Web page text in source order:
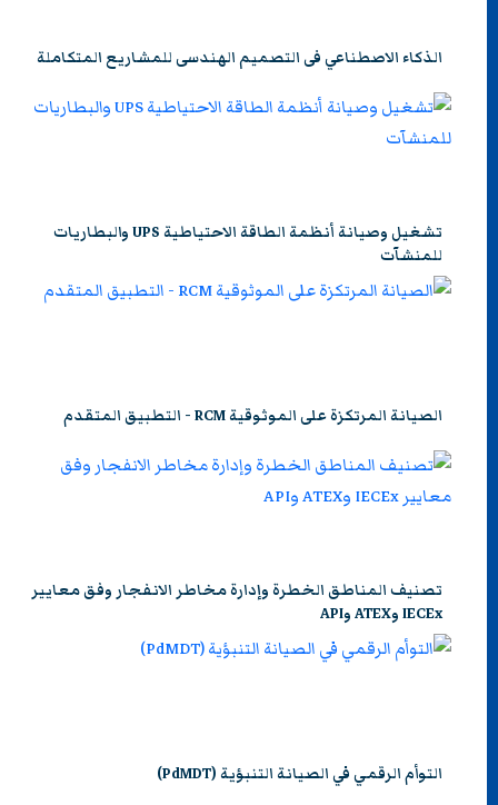
الذكاء الاصطناعي فى التصميم الهندسى للمشاريع المتكاملة
تشغيل وصيانة أنظمة الطاقة الاحتياطية UPS والبطاريات
للمنشآت
الصيانة المرتكزة على الموثوقية RCM - التطبيق المتقدم
تصنيف المناطق الخطرة وإدارة مخاطر الانفجار وفق معايير
IECEx وATEX وAPI
التوأم الرقمي في الصيانة التنبؤية (PdMDT)